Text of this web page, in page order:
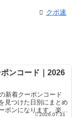
クポ速
ンコード｜2026
新着クーポンコード
見つけた日別にまとめ
ンになります。楽天
2026.07.31